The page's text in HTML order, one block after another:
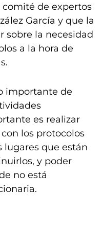
de expertos
García y que la
sobre la necesidad
a la hora de
importante de
es realizar
los protocolos
lugares que están
y poder
no está